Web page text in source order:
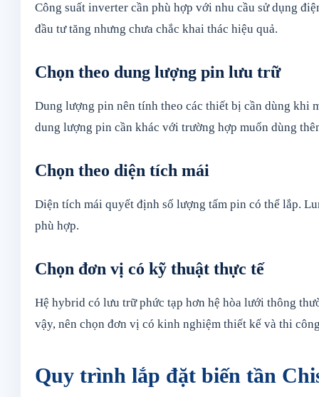
Công suất inverter cần phù hợp với nhu cầu sử dụng
đầu tư tăng nhưng chưa chắc khai thác hiệu quả.
Chọn theo dung lượng pin lưu trữ
Dung lượng pin nên tính theo các thiết bị cần dùng khi
dung lượng pin cần khác với trường hợp muốn dùng
Chọn theo diện tích mái
Diện tích mái quyết định số lượng tấm pin có thể lắp.
phù hợp.
Chọn đơn vị có kỹ thuật thực tế
Hệ hybrid có lưu trữ phức tạp hơn hệ hòa lưới thông
vậy, nên chọn đơn vị có kinh nghiệm thiết kế và thi
Quy trình lắp đặt biến tần